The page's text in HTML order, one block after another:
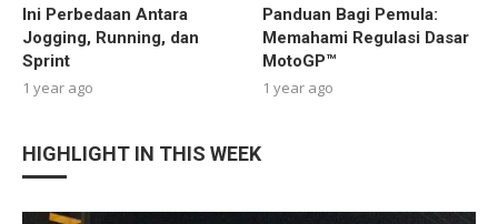
Ini Perbedaan Antara
Jogging, Running, dan
Sprint
1 year ago
Panduan Bagi Pemula:
Memahami Regulasi Dasar
MotoGP™
1 year ago
HIGHLIGHT IN THIS WEEK